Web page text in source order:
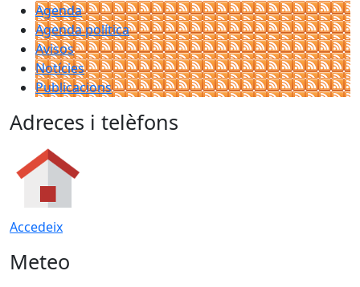
Agenda
Agenda política
Avisos
Notícies
Publicacions
Adreces i telèfons
Accedeix
Meteo